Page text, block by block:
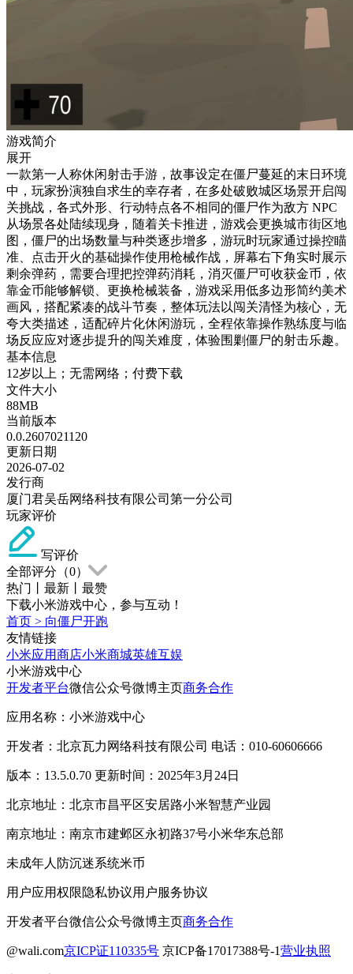
游戏简介
展开
一款第一人称休闲射击手游，故事设定在僵尸蔓延的末日环境
中，玩家扮演独自求生的幸存者，在多处破败城区场景开启闯
关挑战，各式外形、行动特点各不相同的僵尸作为敌方 NPC
从场景各处陆续现身，随着关卡推进，游戏会更换城市街区地
图，僵尸的出场数量与种类逐步增多，游玩时玩家通过操控瞄
准、点击开火的基础操作使用枪械作战，屏幕右下角实时展示
剩余弹药，需要合理把控弹药消耗，消灭僵尸可收获金币，依
靠金币能够解锁、更换枪械装备，游戏采用低多边形简约美术
画风，搭配紧凑的战斗节奏，整体玩法以闯关清怪为核心，无
夸大类描述，适配碎片化休闲游玩，全程依靠操作熟练度与临
场反应应对逐步提升的闯关难度，体验围剿僵尸的射击乐趣。
基本信息
12岁以上；无需网络；付费下载
文件大小
88MB
当前版本
0.0.2607021120
更新日期
2026-07-02
发行商
厦门君吴岳网络科技有限公司第一分公司
玩家评价
写评价
全部评分（0）
热门
最新
最赞
下载小米游戏中心，参与互动！
首页 > 向僵尸开跑
友情链接
小米应用商店小米商城英雄互娱
小米游戏中心
开发者平台微信公众号微博主页商务合作
应用名称：小米游戏中心
开发者：北京瓦力网络科技有限公司 电话：010-60606666
版本：13.5.0.70 更新时间：2025年3月24日
北京地址：北京市昌平区安居路小米智慧产业园
南京地址：南京市建邺区永初路37号小米华东总部
未成年人防沉迷系统米币
用户应用权限隐私协议用户服务协议
开发者平台微信公众号微博主页商务合作
@wali.com京ICP证110335号 京ICP备17017388号-1营业执照